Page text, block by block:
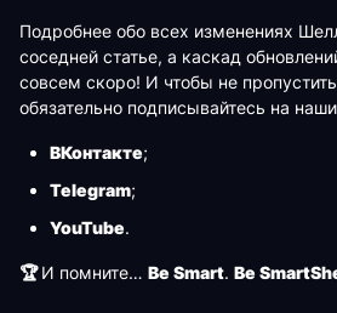
Подробнее обо всех изменениях
соседней статье, а каскад
совсем скоро! И чтобы не
обязательно подписывайтесь на
ВКонтакте;
Telegram;
YouTube.
🏆И помните… Be Smart. Be